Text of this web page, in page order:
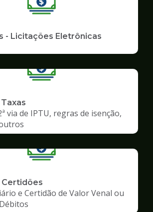
- Licitações Eletrônicas
via de IPTU, regras de isenção,
Certidões
e Certidão de Valor Venal ou